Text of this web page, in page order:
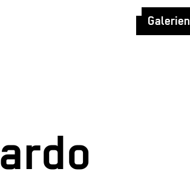
Galerien